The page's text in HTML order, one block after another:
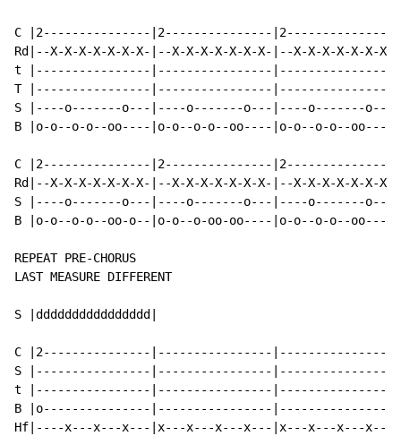
C |2---------------|2---------------
Rd|--X-X-X-X-X-X-X-|--X-X-X-X-X-X-X-|--X-X-X-X-X-X-
t |----------------|----------------|----------------
T |----------------|----------------|----------------
S |----o-------o---|----o-------o---|----o-------
B |o-o--o-o--oo----|o-o--o-o--oo----|o-o--o-o--oo----
C |2---------------|2---------------|2---------------
Rd|--X-X-X-X-X-X-X-|--X-X-X-X-X-X-X-|--X-X-X-X-X-X-
S |----o-------o---|----o-------o---|----o-------o---
B |o-o--o-o--oo-o--|o-o--o-oo-oo----|o-o--o-o--
REPEAT PRE-CHORUS
LAST MEASURE DIFFERENT
S |dddddddddddddddd|
C |2---------------|----------------
S |----------------|----------------
t |----------------|----------------|----------------
B |o---------------|----------------|----------------
Hf|----x---x---x---|x---x---x---x---|x---x---x---